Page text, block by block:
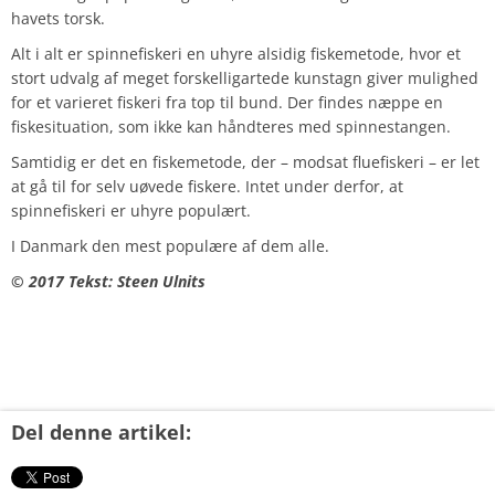
havets torsk.
Alt i alt er spinnefiskeri en uhyre alsidig fiskemetode, hvor et
stort udvalg af meget forskelligartede kunstagn giver mulighed
for et varieret fiskeri fra top til bund. Der findes næppe en
fiskesituation, som ikke kan håndteres med spinnestangen.
Samtidig er det en fiskemetode, der – modsat fluefiskeri – er let
at gå til for selv uøvede fiskere. Intet under derfor, at
spinnefiskeri er uhyre populært.
I Danmark den mest populære af dem alle.
© 2017 Tekst: Steen Ulnits
Del denne artikel: